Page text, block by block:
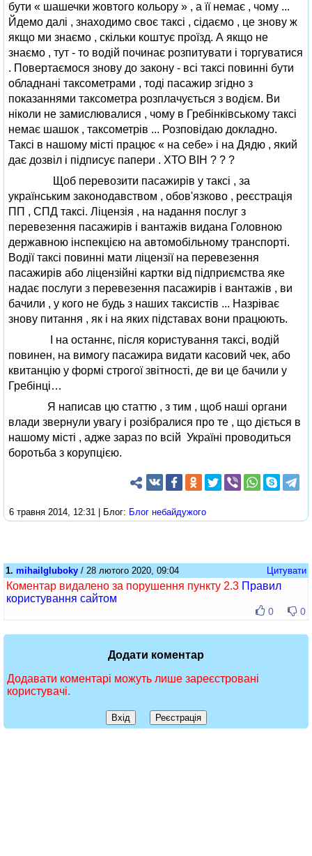
бути « шашечки жовтого кольору » , а її немає , чому ...
Йдемо далі , знаходимо своє таксі , сідаємо , це знову ж
якщо ми знаємо , скільки коштує проїзд. А якщо не
знаємо , тут - то водій починає розпитувати і торгуватися
. Повертаємося знову до закону - всі таксі повинні бути
обладнані таксометрами , тоді пасажир згідно з
показаннями таксометра розплачується з водієм. Ви
ніколи не замислювалися , чому в Гребінківському таксі
немає шашок , таксометрів ... Розповідаю докладно.
Таксі в нашому місті працює « на себе» і на Дядю , який
дає дозвіл і підписує папери . ХТО ВІН ? ? ?
Щоб перевозити пасажирів у таксі , за
українським законодавством , обов'язково , реєстрація
ПП , СПД таксі. Ліцензія , на надання послуг з
перевезення пасажирів і вантажів видана Головною
державною інспекцією на автомобільному транспорті.
Водії таксі повинні мати ліцензії на перевезення
пасажирів або ліцензійні картки від підприємства яке
надає послуги з перевезення пасажирів і вантажів , ви
бачили , у кого не будь з наших таксистів ... Назріває
знову питання , як і на яких підставах вони працюють.
І на останнє, після користування таксі, водій
повинен, на вимогу пасажира видати касовий чек, або
квитанцію у формі строгої звітності, де ви це бачили у
Гребінці…
Я написав цю статтю , з тим , щоб наші органи
влади звернули увагу і розібралися про те , що діється в
нашому місті , адже зараз по всій Україні проводиться
боротьба з корупцією.
6 травня 2014, 12:31 | Блог: Блог небайдужого
1. mihailgluboky / 28 лютого 2020, 09:04 Цитувати
Коментар видалено за порушення пункту 2.3 Правил
користування сайтом
0 0
Додати коментар
Додавати коментарі можуть лише зареєстровані
користувачі.
Вхід Реєстрація